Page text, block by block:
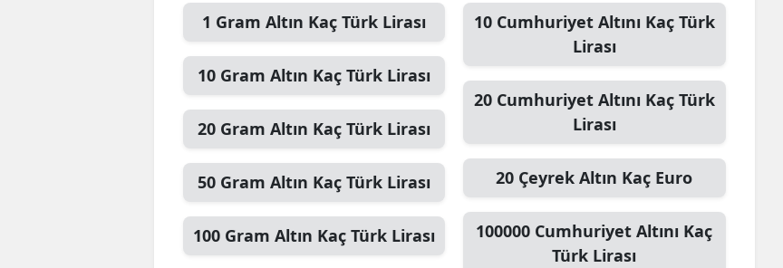
Tekirdağ
Tokat
Şanlıurfa
Uşak
1 Gram Altın Kaç Türk Lirası
10 Gram Altın Kaç Türk Lirası
20 Gram Altın Kaç Türk Lirası
50 Gram Altın Kaç Türk Lirası
100 Gram Altın Kaç Türk Lirası
10 Cumhuriyet Altını Kaç Türk
Lirası
20 Cumhuriyet Altını Kaç Türk
Lirası
20 Çeyrek Altın Kaç Euro
100000 Cumhuriyet Altını Kaç
Türk Lirası